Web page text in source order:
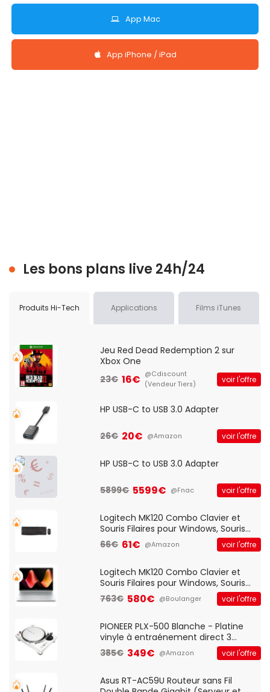
App Mac
App iPhone / iPad
Les bons plans live 24h/24
Produits Hi-Tech Applications Films iTunes
Jeu Red Dead Redemption 2 sur
Xbox One
23€ 16€ @Cdiscount
(Vendeur Tiers)
voir l'offre
HP USB-C to USB 3.0 Adapter
26€ 20€ @Amazon voir l'offre
HP USB-C to USB 3.0 Adapter
5899€ 5599€ @Fnac voir l'offre
Logitech MK120 Combo Clavier et
Souris Filaires pour Windows, Souris
Optique Filaire, Connexion USB Plug
And Play, Confortable, Taille
QWERTY UK - Noir
66€ 61€ @Amazon voir l'offre
Logitech MK120 Combo Clavier et
Souris Filaires pour Windows, Souris
Optique Filaire, Connexion USB Plug
And Play, Confortable, Taille
QWERTY UK - Noir
763€ 580€ @Boulanger voir l'offre
PIONEER PLX-500 Blanche - Platine
vinyle à entraénement direct 3
vitesses (33-45-78 trs/min) avec
pre-ampli intégré et port USB
385€ 349€ @Amazon voir l'offre
Asus RT-AC59U Routeur sans Fil